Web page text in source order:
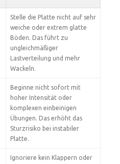
Stelle die Platte nicht auf sehr
weiche oder extrem glatte
Böden. Das führt zu
ungleichmäßiger
Lastverteilung und mehr
Wackeln.
Beginne nicht sofort mit
hoher Intensität oder
komplexen einbeinigen
Übungen. Das erhöht das
Sturzrisiko bei instabiler
Platte.
Ignoriere kein Klappern oder